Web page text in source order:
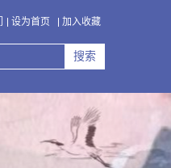
设为首页 加入收藏